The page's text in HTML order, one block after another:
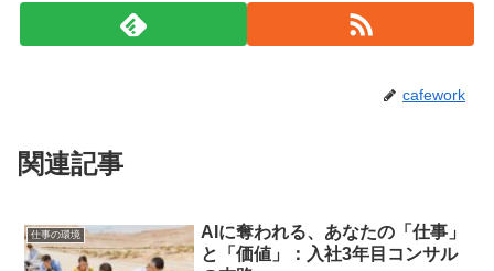
cafework
関連記事
仕事の環境
AIに奪われる、あなたの「仕事」
と「価値」：入社3年目コンサル